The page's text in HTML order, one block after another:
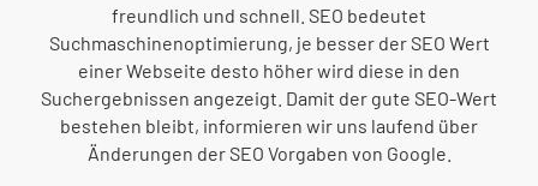
freundlich und schnell. SEO bedeutet
Suchmaschinenoptimierung, je besser der SEO Wert
einer Webseite desto höher wird diese in den
Suchergebnissen angezeigt. Damit der gute SEO-Wert
bestehen bleibt, informieren wir uns laufend über
Änderungen der SEO Vorgaben von Google.